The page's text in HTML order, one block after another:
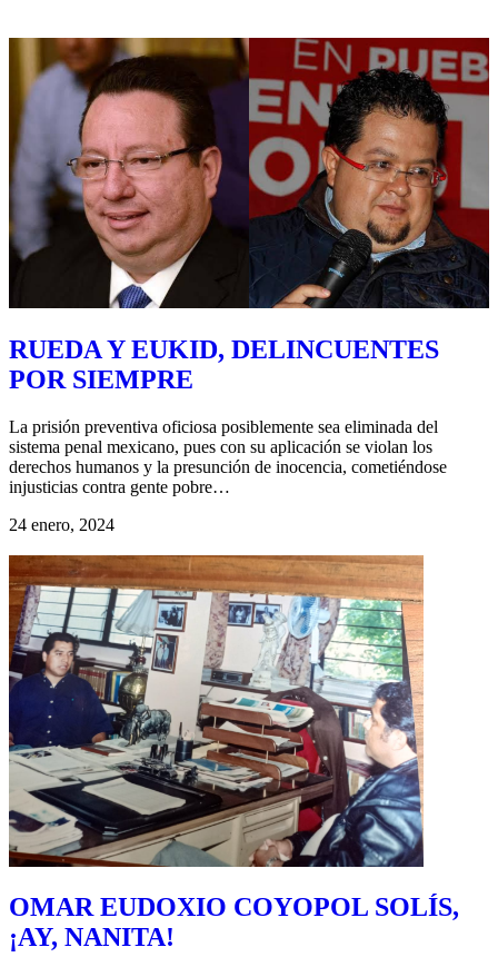
RUEDA Y EUKID, DELINCUENTES
POR SIEMPRE
La prisión preventiva oficiosa posiblemente sea eliminada del
sistema penal mexicano, pues con su aplicación se violan los
derechos humanos y la presunción de inocencia, cometiéndose
injusticias contra gente pobre…
24 enero, 2024
OMAR EUDOXIO COYOPOL SOLÍS,
¡AY, NANITA!